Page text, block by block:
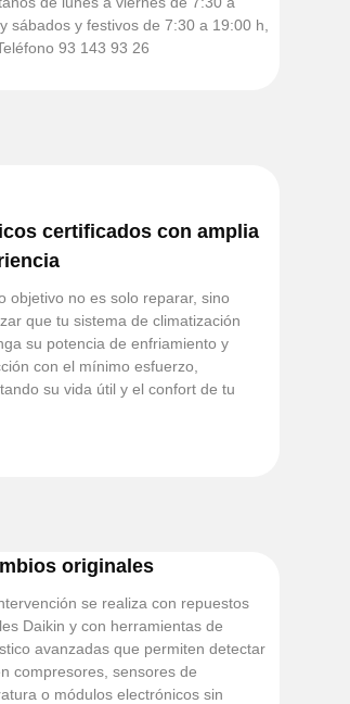
sábados y festivos de 7:30 a 19:00 h,
93 143 93 26
certificados con amplia
objetivo no es solo reparar, sino
que tu sistema de climatización
su potencia de enfriamiento y
con el mínimo esfuerzo,
su vida útil y el confort de tu
originales
se realiza con repuestos
Daikin y con herramientas de
avanzadas que permiten detectar
compresores, sensores de
o módulos electrónicos sin